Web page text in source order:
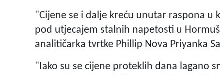
"Cijene se i dalje kreću unutar raspona
pod utjecajem stalnih napetosti u
analitičarka tvrtke Phillip Nova Priyanka
"Iako su se cijene proteklih dana lagano